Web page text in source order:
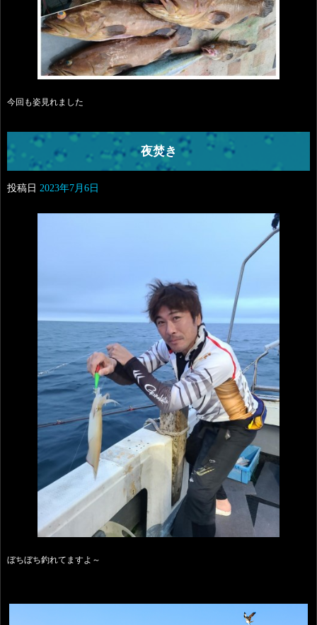
今回も姿見れました
夜焚き
投稿日 2023年7月6日
ぼちぼち釣れてますよ～